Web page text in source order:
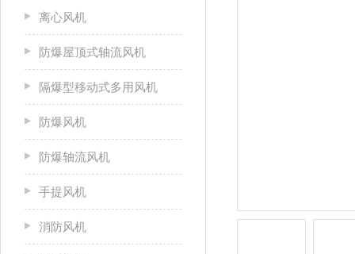
离心风机
防爆屋顶式轴流风机
隔爆型移动式多用风机
防爆风机
防爆轴流风机
手提风机
消防风机